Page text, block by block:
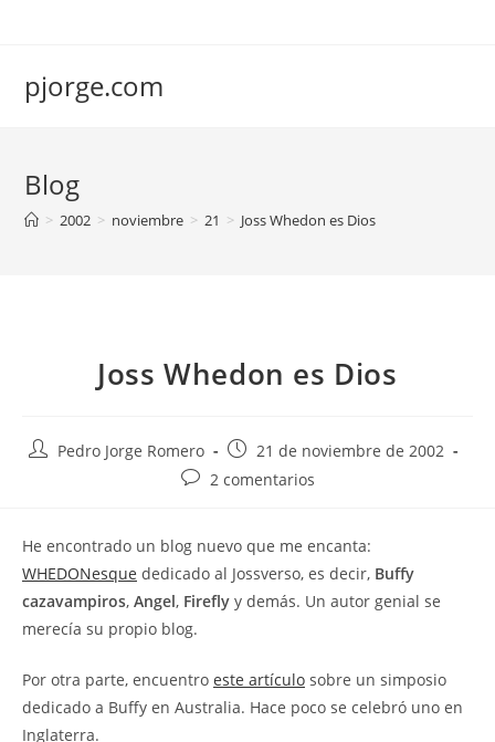
pjorge.com
Blog
> 2002 > noviembre > 21 > Joss Whedon es Dios
Joss Whedon es Dios
AutorPedro Jorge Romero
Publicación
de
21 de noviembre de 2002
Comentarios
entrada:
2 comentarios
He encontrado un blog nuevo que me encanta:
WHEDONesque dedicado al Jossverso, es decir, Buffy
cazavampiros, Angel, Firefly y demás. Un autor genial se
merecía su propio blog.
Por otra parte, encuentro este artículo sobre un simposio
dedicado a Buffy en Australia. Hace poco se celebró uno en
Inglaterra.